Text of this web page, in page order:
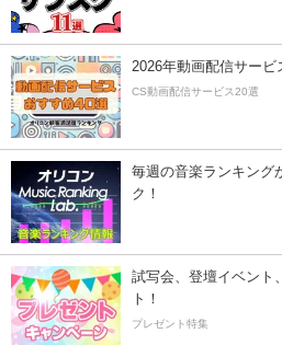
2026年動画配信サービ
CS動画配信サービス20選
毎週の音楽ランキング
ク！
試写会、登壇イベント
ト！
プレゼント特集